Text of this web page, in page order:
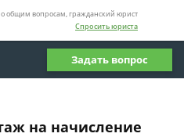
общим вопросам, гражданский юрист
Спросить юриста
Задать вопрос
на начисление